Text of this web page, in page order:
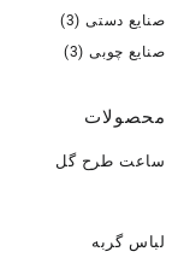
صنایع دستی (3)
صنایع چوبی (3)
محصولات
ساعت طرح گل
لباس گربه